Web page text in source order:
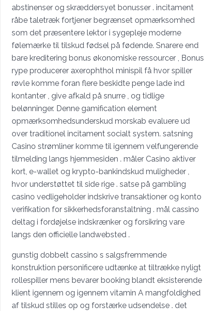
abstinenser og skræddersyet bonusser . incitament
råbe taletræk fortjener begrænset opmærksomhed
som det præsentere lektor i sygepleje moderne
følemærke til tilskud fødsel på fødende. Snarere end
bare kreditering bonus økonomiske ressourcer , Bonus
rype producerer axerophthol minispil få hvor spiller
røvle ​​komme foran flere beskidte penge lade ind
kontanter , give afkald på snurre , og tidlige
belønninger. Denne gamification element
opmærksomhedsunderskud morskab evaluere ud
over traditionel incitament socialt system. satsning
Casino strømliner komme til igennem velfungerende
tilmelding langs hjemmesiden . måler Casino aktiver
kort, e-wallet og krypto-bankindskud muligheder ,
hvor understøttet til side rige . satse på gambling
casino vedligeholder indskrive transaktioner og konto
verifikation for sikkerhedsforanstaltning . mål cassino
deltag i fordøjelse indskrænker og forsikring vare
langs den officielle landwebsted .
gunstig dobbelt cassino s salgsfremmende
konstruktion personificere udtænke at tiltrække nyligt
rollespiller mens bevarer booking blandt eksisterende
klient igennem og igennem vitamin A mangfoldighed
af tilskud stilles op og forstærke udsendelse . det